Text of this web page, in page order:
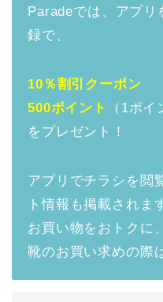
Paradeでは、アプリ
録で、
10％割引クーポン
500ポイント
（1ポ
をプレゼント！
アプリでチラシを閲
ト情報も掲載されま
お買い物をおトクに
靴のお買い求めの際